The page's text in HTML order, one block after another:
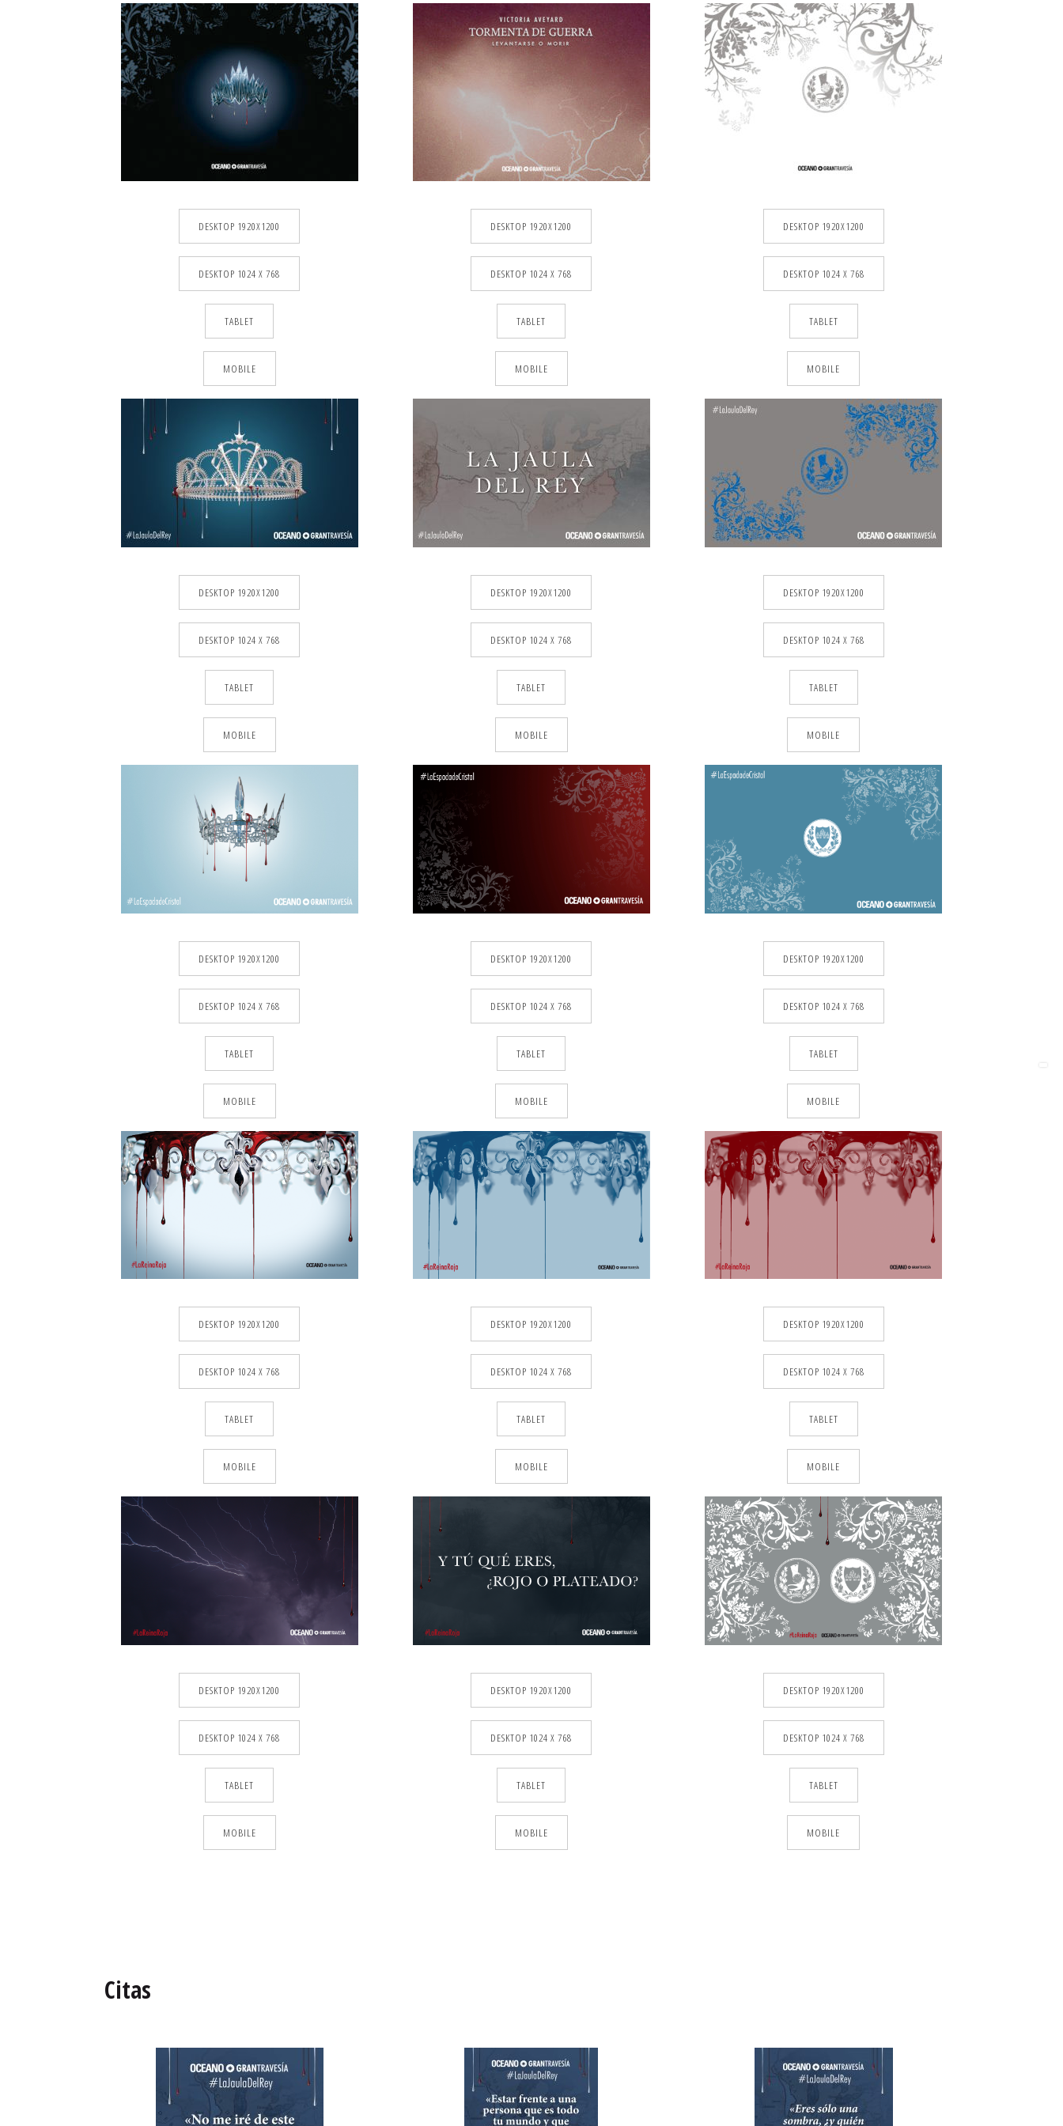
DESKTOP 1920X1200
DESKTOP 1024 X 768
TABLET
MOBILE
DESKTOP 1920X1200
DESKTOP 1024 X 768
TABLET
MOBILE
DESKTOP 1920X1200
DESKTOP 1024 X 768
TABLET
MOBILE
DESKTOP 1920X1200
DESKTOP 1024 X 768
TABLET
MOBILE
DESKTOP 1920X1200
DESKTOP 1024 X 768
TABLET
MOBILE
DESKTOP 1920X1200
DESKTOP 1024 X 768
TABLET
MOBILE
DESKTOP 1920X1200
DESKTOP 1024 X 768
TABLET
MOBILE
DESKTOP 1920X1200
DESKTOP 1024 X 768
TABLET
MOBILE
DESKTOP 1920X1200
DESKTOP 1024 X 768
TABLET
MOBILE
DESKTOP 1920X1200
DESKTOP 1024 X 768
TABLET
MOBILE
DESKTOP 1920X1200
DESKTOP 1024 X 768
TABLET
MOBILE
DESKTOP 1920X1200
DESKTOP 1024 X 768
TABLET
MOBILE
DESKTOP 1920X1200
DESKTOP 1024 X 768
TABLET
MOBILE
DESKTOP 1920X1200
DESKTOP 1024 X 768
TABLET
MOBILE
DESKTOP 1920X1200
DESKTOP 1024 X 768
TABLET
MOBILE
Citas